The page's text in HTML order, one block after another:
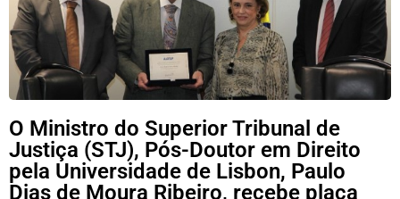
O Ministro do Superior Tribunal de
Justiça (STJ), Pós-Doutor em Direito
pela Universidade de Lisbon, Paulo
Dias de Moura Ribeiro, recebe placa